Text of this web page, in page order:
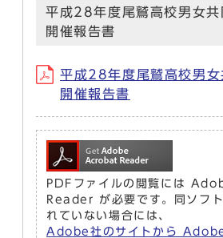
平成28年度尾鷲高校男女共
開催報告書
平成28年度尾鷲高校男女
開催報告書
PDFファイルの閲覧には
Reader が必要です。同ソフ
れていない場合には、
Adobe社のサイトから